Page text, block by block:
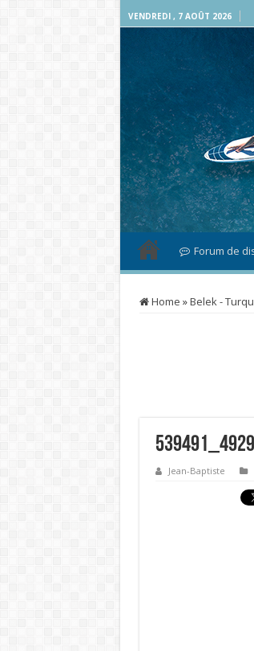
VENDREDI , 7 AOÛT 2026
Forum de
Home »Belek -
Jean-Baptiste